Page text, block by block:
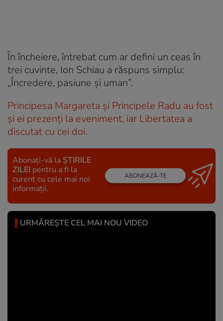
În încheiere, întrebat cum ar defini un ceas în
trei cuvinte, Ion Schiau a răspuns simplu:
„Încredere, pasiune și uman”.
Principesa Margareta și Principele Radu au fost
și ei prezenți la eveniment, iar Libertatea a
discutat cu cei doi.
Abonați-vă la ȘTIRILE
ZILEI pentru a fi la
curent cu cele mai noi
informații.
ABONEAZĂ-TE
URMĂREȘTE CEL MAI NOU VIDEO